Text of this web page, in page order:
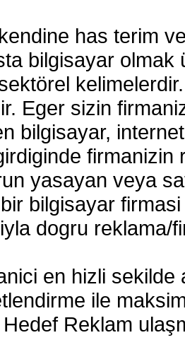
has terim
bilgisayar
Eger sizin
bilgisayar,
yasayan veya
bilgisayar
dogru reklama/
en hizli
ile
Reklam